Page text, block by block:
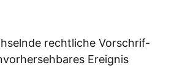
recht­li­che Vor­schrif­
Ereig­nis